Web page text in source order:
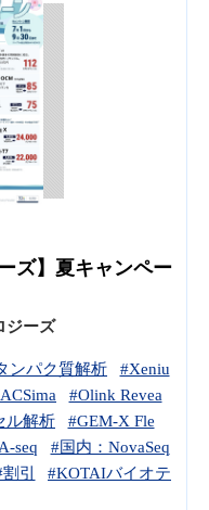
ズ】夏キャンペー
ジーズ
ンパク質解析
#Xeniu
#Olink Revea
ル解析
#GEM-X Fle
seq
#国内：NovaSeq
割引
#KOTAIバイオテ